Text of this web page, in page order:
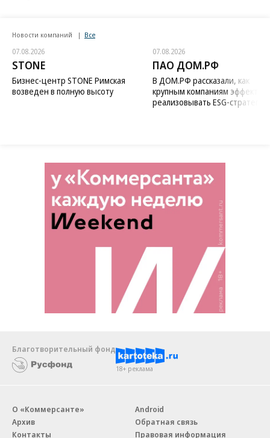
Новости компаний Все
07.08.2026
STONE
Бизнес-центр STONE Римская
возведен в полную высоту
07.08.2026
ПАО ДОМ.РФ
В ДОМ.РФ рассказали, как
крупным компаниям
реализовывать ESG-стратегию
Благотворительный фонд
18+ реклама
О «Коммерсанте»
Архив
Контакты
Android
Обратная связь
Правовая информация